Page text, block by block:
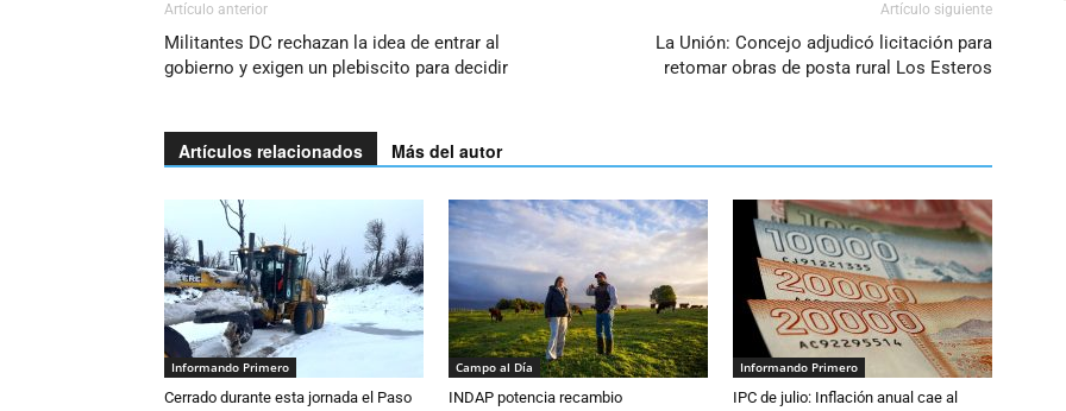
Artículo anterior
Militantes DC rechazan la idea de entrar al
gobierno y exigen un plebiscito para decidir
Artículo siguiente
La Unión: Concejo adjudicó licitación para
retomar obras de posta rural Los Esteros
Artículos relacionados Más del autor
Informando Primero
Cerrado durante esta jornada el Paso
Campo al Día
INDAP potencia recambio
Informando Primero
IPC de julio: Inflación anual cae al